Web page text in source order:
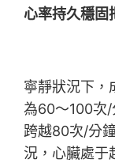
心率持久穩
寧靜狀況下，
為60～100次
跨越80次/分
況，心臟處于